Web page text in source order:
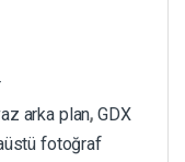
arka plan,GDX
fotoğraf